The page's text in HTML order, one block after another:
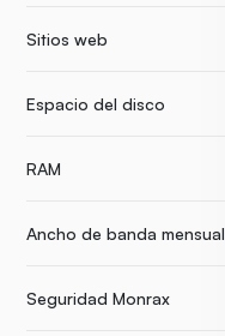
Sitios web
Espacio del disco
RAM
Ancho de banda mensual
Seguridad Monrax